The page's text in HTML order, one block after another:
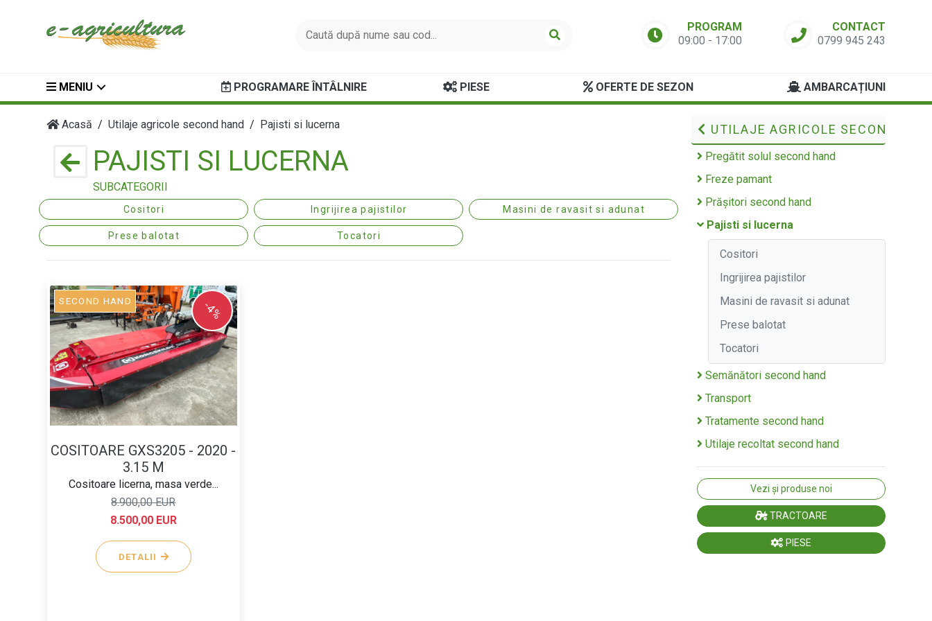
PROGRAM
09:00 - 17:00
CONTACT
0799 945 243
MENIU PROGRAMARE ÎNTÂLNIRE PIESE OFERTE DE SEZON AMBARCAȚIUNI
Acasă Utilaje agricole second hand Pajisti si lucerna
PAJISTI SI LUCERNA
SUBCATEGORII
Cositori Ingrijirea pajistilor Masini de ravasit si adunat
Prese balotat Tocatori
COSITOARE GXS3205 - 2020 -
3.15 M
Cositoare licerna, masa verde...
-4%
8.900,00 EUR
8.500,00 EUR
SECOND HAND
DETALII
UTILAJE AGRICOLE SECOND
Pregătit solul second hand
Freze pamant
Prășitori second hand
Pajisti si lucerna
Cositori
Ingrijirea pajistilor
Masini de ravasit si adunat
Prese balotat
Tocatori
Semănători second hand
Transport
Tratamente second hand
Utilaje recoltat second hand
Vezi și produse noi
TRACTOARE
PIESE